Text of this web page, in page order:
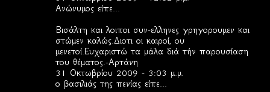
Ανώνυμος είπε...
Βισάλτη και λοιποι συν-ελληνες γρηγορουμεν και
στώμεν καλώς.Διοτι οι καιροί, ου
μενετοί.Ευχαριστώ τα μάλα διά τήν παρουσίαση
του θέματος.-Αρτάνη
31 Οκτωβρίου 2009 - 3:03 μ.μ.
ο βασιλιάς της πενίας είπε...